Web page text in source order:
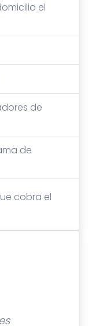
el
de
de
cobra el